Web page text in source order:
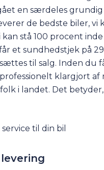
en særdeles grundig
de bedste biler, vi
stå 100 procent inde
et sundhedstjek på
til salg. Inden du
klargjort af
i landet. Det
ny bil, der står
bilerne til vores
have nogle kilometer